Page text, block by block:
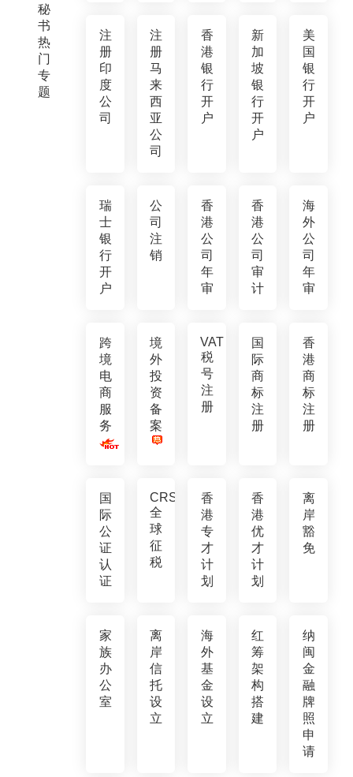
秘
书
热
门
专
题
注
册
印
度
公
司
注
册
马
来
西
亚
公
司
香
港
银
行
开
户
新
加
坡
银
行
开
户
美
国
银
行
开
户
瑞
士
银
行
开
户
公
司
注
销
香
港
公
司
年
审
香
港
公
司
审
计
海
外
公
司
年
审
跨
境
电
商
服
务
境
外
投
资
备
案
VAT
税
号
注
册
国
际
商
标
注
册
香
港
商
标
注
册
国
际
公
证
认
证
CRS
全
球
征
税
香
港
专
才
计
划
香
港
优
才
计
划
离
岸
豁
免
家
族
办
公
室
离
岸
信
托
设
立
海
外
基
金
设
立
红
筹
架
构
搭
建
纳
闽
金
融
牌
照
申
请